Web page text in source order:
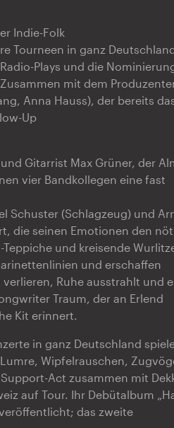
Indie-Folk
Tourneen in ganz
Plays und die
mit dem
Anna Hauss), der bereits
Up
Gitarrist Max Grüner, der
vier Bandkollegen eine fast
Schuster (Schlagzeug) und
die seinen Emotionen den
und kreisende
und erschaffen
Ruhe ausstrahlt und
Traum, der an Erlend
Kit erinnert.
in ganz Deutschland
Wipfelrauschen,
Act zusammen mit
auf Tour. Ihr Debütalbum
das zweite